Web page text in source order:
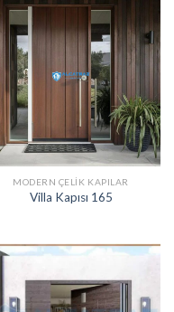
MODERN ÇELIK KAPILAR
Villa Kapısı 165